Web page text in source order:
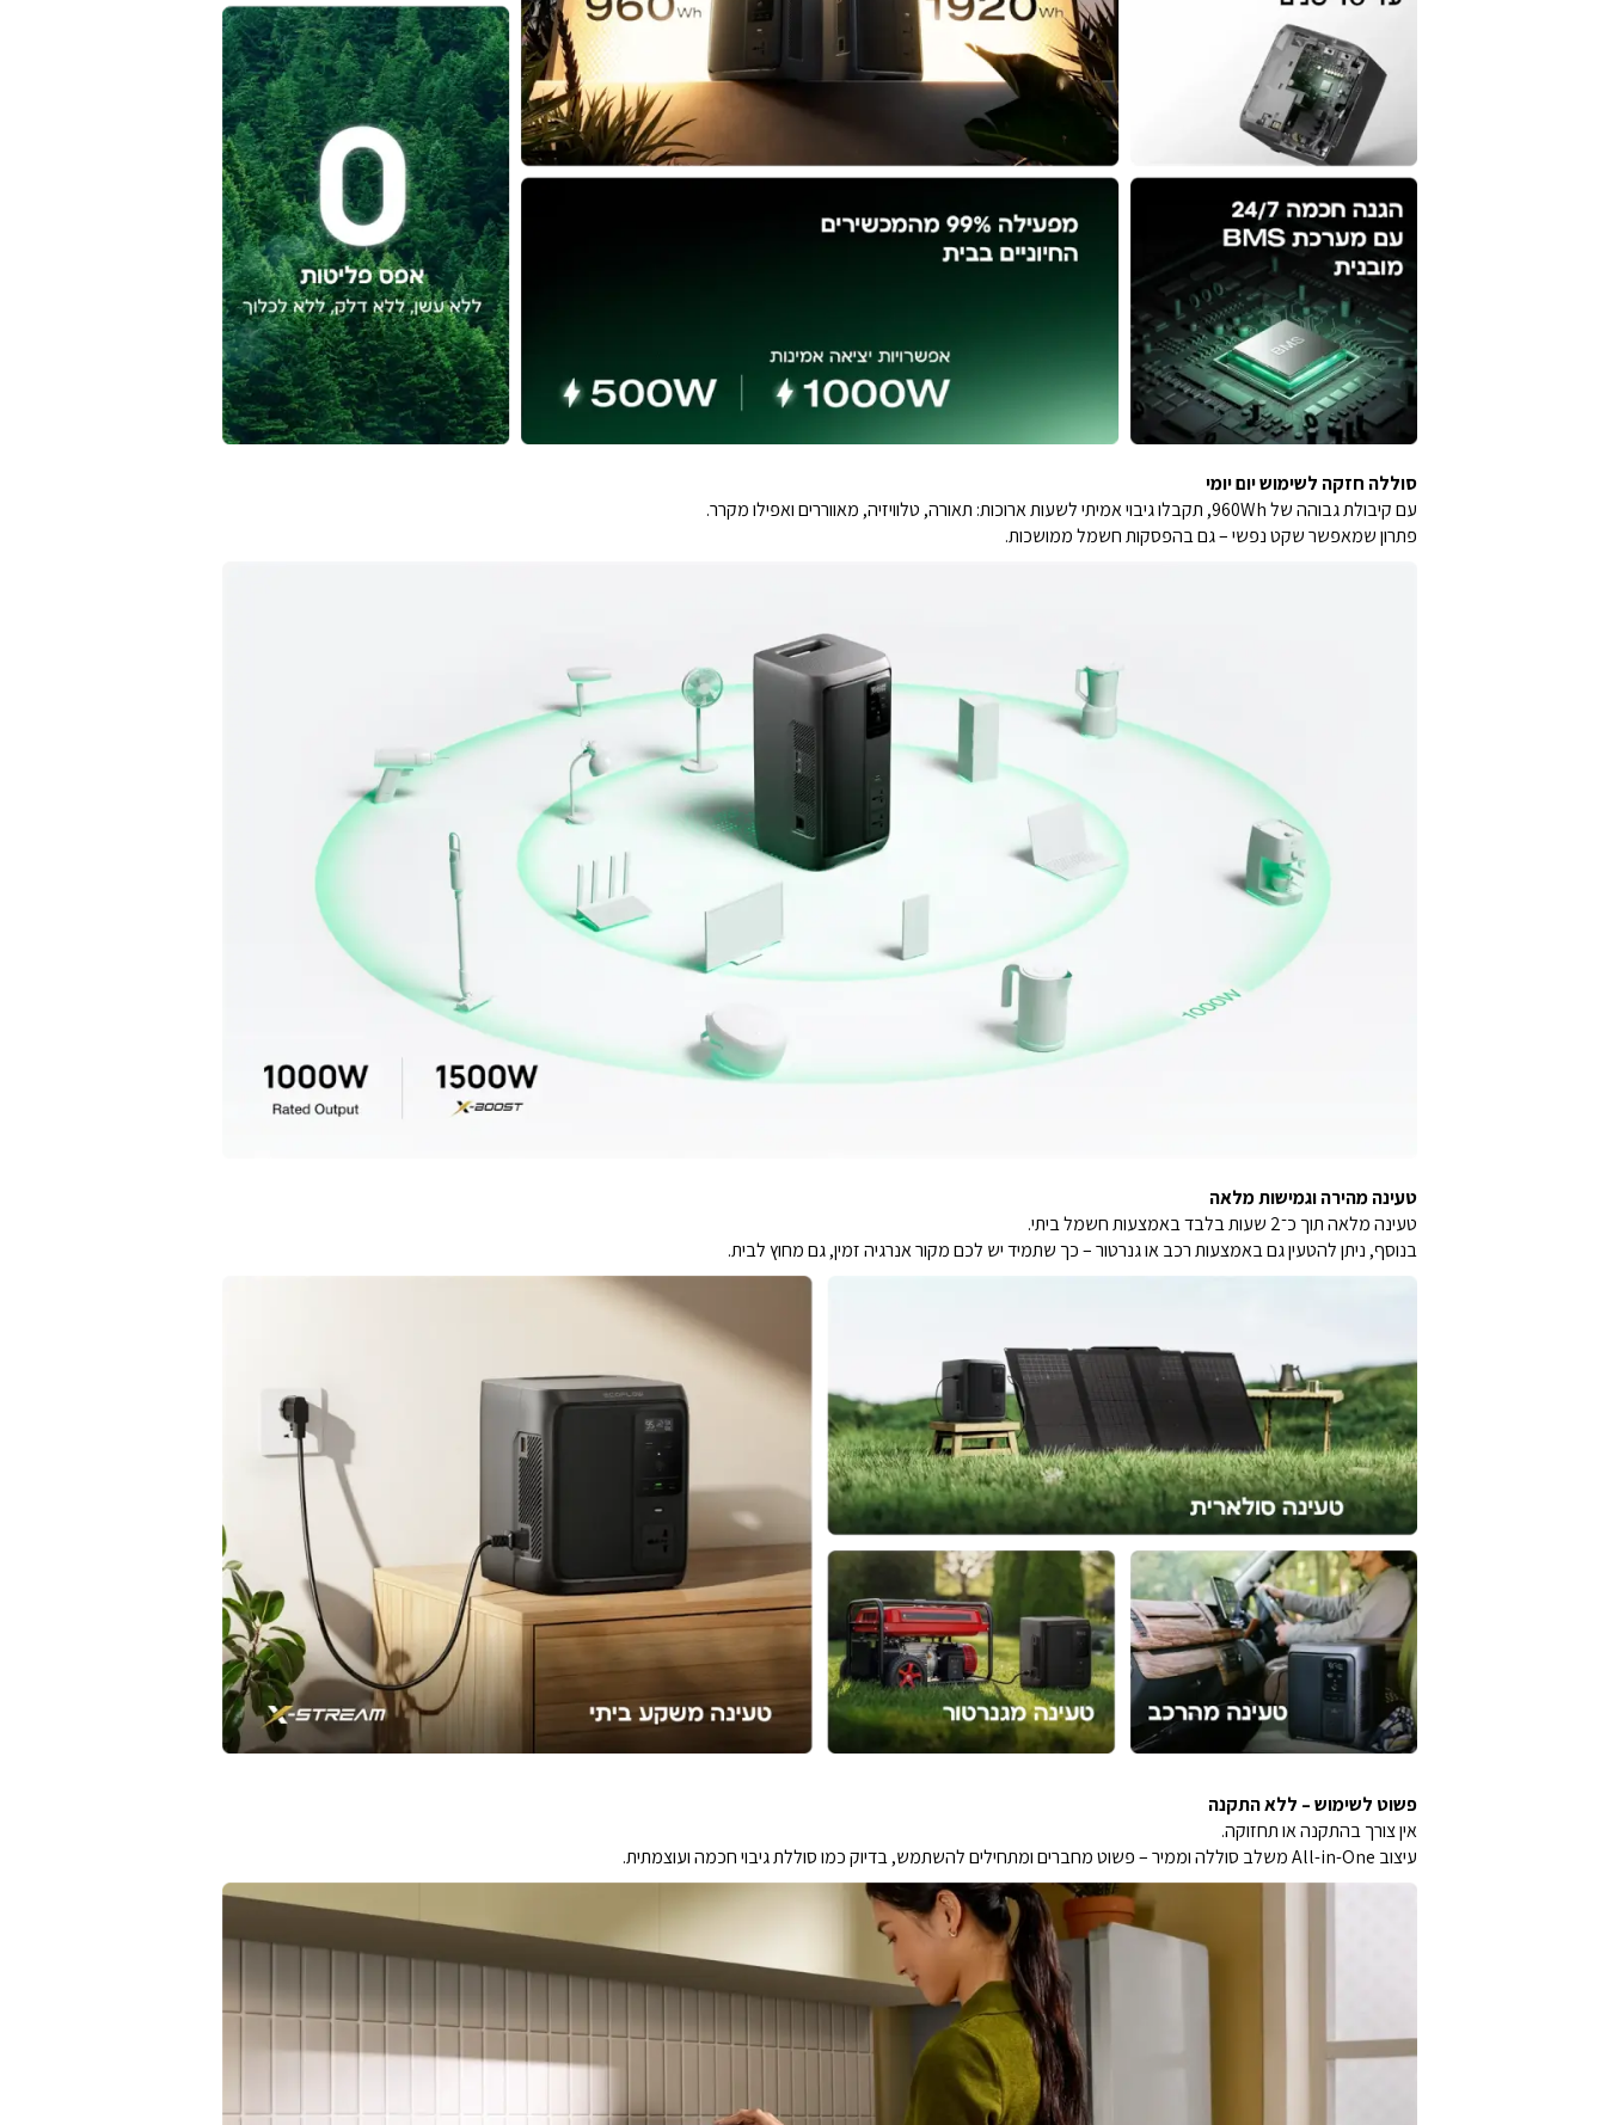
סוללה חזקה לשימוש יום יומי
עם קיבולת גבוהה של 960Wh, תקבלו גיבוי אמיתי לשעות ארוכות: תאורה, טלוויזיה, מאווררים ואפילו מקרר.
פתרון שמאפשר שקט נפשי – גם בהפסקות חשמל ממושכות.
טעינה מהירה וגמישות מלאה
טעינה מלאה תוך כ־2 שעות בלבד באמצעות חשמל ביתי.
בנוסף, ניתן להטעין גם באמצעות רכב או גנרטור – כך שתמיד יש לכם מקור אנרגיה זמין, גם מחוץ לבית.
פשוט לשימוש – ללא התקנה
אין צורך בהתקנה או תחזוקה.
עיצוב All-in-One משלב סוללה וממיר – פשוט מחברים ומתחילים להשתמש, בדיוק כמו סוללת גיבוי חכמה ועוצמתית.